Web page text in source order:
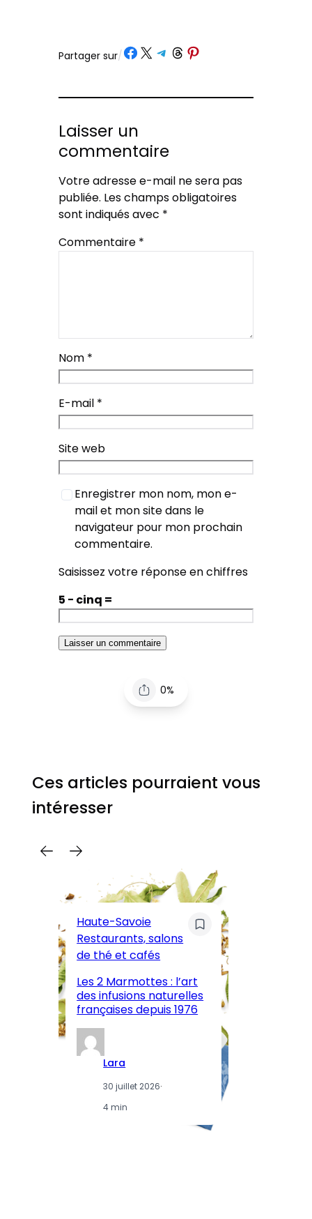
Partager sur/ Partager sur Facebook
Partager sur X Partager sur Telegram
Partager sur Threads
Partager sur Pinterest
Laisser un
commentaire
Votre adresse e-mail ne sera pas
publiée. Les champs obligatoires
sont indiqués avec *
Commentaire *
Nom *
E-mail *
Site web
Enregistrer mon nom, mon e-
mail et mon site dans le
navigateur pour mon prochain
commentaire.
Saisissez votre réponse en chiffres
5 − cinq =
0%
Ces articles pourraient vous
intéresser
Haute-Savoie
Restaurants, salons
de thé et cafés
Les 2 Marmottes : l’art
des infusions naturelles
françaises depuis 1976
Lara
30 juillet 2026·
4 min